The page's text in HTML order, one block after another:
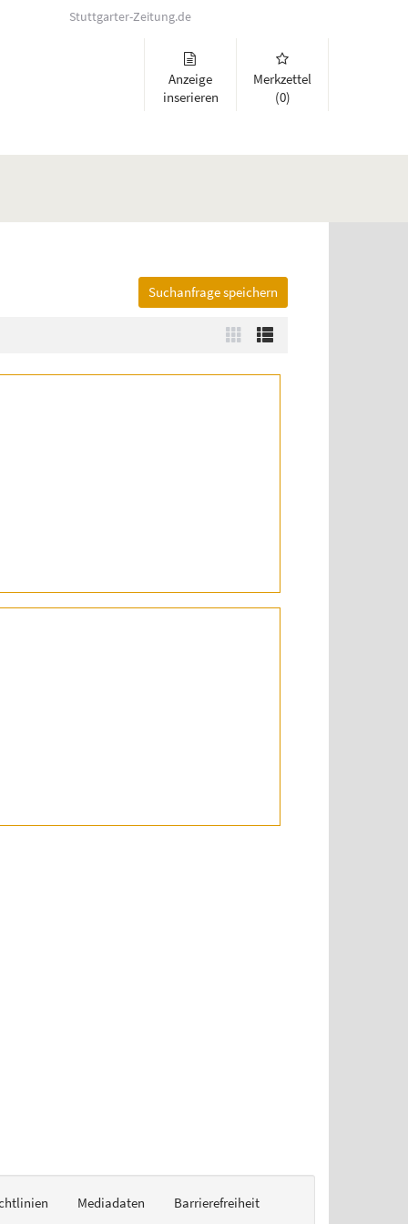
Stuttgarter-Zeitung.de
Anzeige
inserieren
Merkzettel
(0)
und Links zu öffnen. Mit Pfeil rechts klappen Sie auf, mit
Suchanfrage speichern
Mediadaten Barrierefreiheit